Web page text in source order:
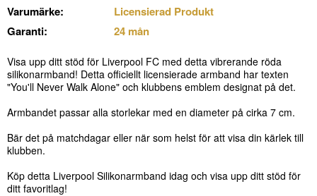
Varumärke:
Licensierad Produkt
Garanti:
24 mån
Visa upp ditt stöd för Liverpool FC med detta vibrerande röda
silikonarmband! Detta officiellt licensierade armband har texten
"You'll Never Walk Alone" och klubbens emblem designat på det.
Armbandet passar alla storlekar med en diameter på cirka 7 cm.
Bär det på matchdagar eller när som helst för att visa din kärlek till
klubben.
Köp detta Liverpool Silikonarmband idag och visa upp ditt stöd för
ditt favoritlag!